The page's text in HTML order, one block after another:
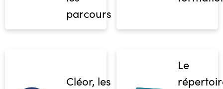
parcours
Cléor, les
Le